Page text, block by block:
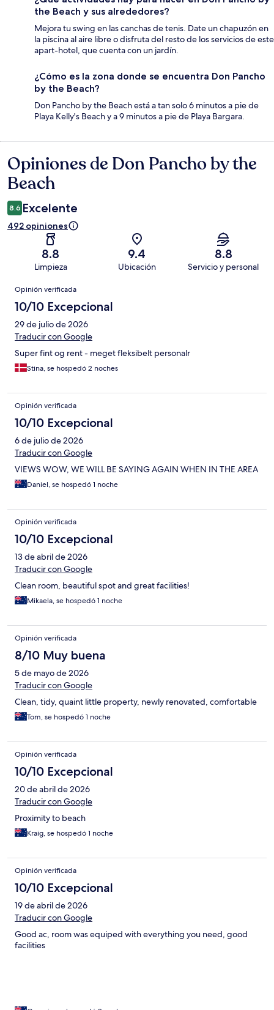
the Beach y sus alrededores?
Mejora tu swing en las canchas de tenis. Date un chapuzón en
la piscina al aire libre o disfruta del resto de los servicios de este
apart-hotel, que cuenta con un jardín.
¿Cómo es la zona donde se encuentra Don Pancho
by the Beach?
Don Pancho by the Beach está a tan solo 6 minutos a pie de
Playa Kelly's Beach y a 9 minutos a pie de Playa Bargara.
Opiniones
Opiniones de Don Pancho by the
Beach
8.6 Excelente
492 opiniones
8.8
Limpieza
9.4
Ubicación
8.8
Servicio y personal
Opiniones
Opinión verificada
10/10 Excepcional
29 de julio de 2026
Traducir con Google
Super fint og rent - meget fleksibelt personalr
Stina, se hospedó 2 noches
Opinión verificada
10/10 Excepcional
6 de julio de 2026
Traducir con Google
VIEWS WOW, WE WILL BE SAYING AGAIN WHEN IN THE AREA
Daniel, se hospedó 1 noche
Opinión verificada
10/10 Excepcional
13 de abril de 2026
Traducir con Google
Clean room, beautiful spot and great facilities!
Mikaela, se hospedó 1 noche
Opinión verificada
8/10 Muy buena
5 de mayo de 2026
Traducir con Google
Clean, tidy, quaint little property, newly renovated, comfortable
Tom, se hospedó 1 noche
Opinión verificada
10/10 Excepcional
20 de abril de 2026
Traducir con Google
Proximity to beach
Kraig, se hospedó 1 noche
Opinión verificada
10/10 Excepcional
19 de abril de 2026
Traducir con Google
Good ac, room was equiped with everything you need, good
facilities